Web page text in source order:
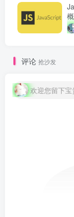
评论 抢沙发
欢迎您留下宝